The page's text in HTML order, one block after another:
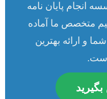
انجام پایان نامه
متخصص ما آماده
و ارائه بهترین